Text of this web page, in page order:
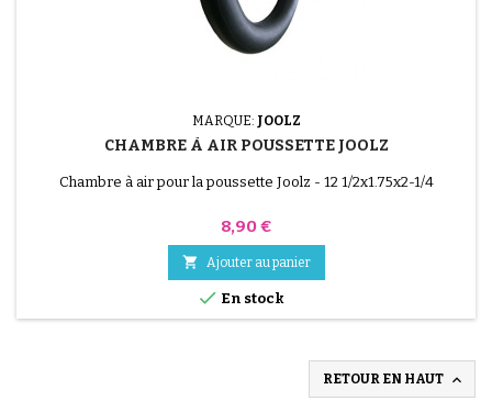
MARQUE: JOOLZ
CHAMBRE À AIR POUSSETTE JOOLZ
Chambre à air pour la poussette Joolz - 12 1/2x1.75x2-1/4
Prix
8,90 €
 Ajouter au panier
 En stock
RETOUR EN HAUT 